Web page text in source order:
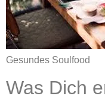
Gesundes Soulfood
Was Dich